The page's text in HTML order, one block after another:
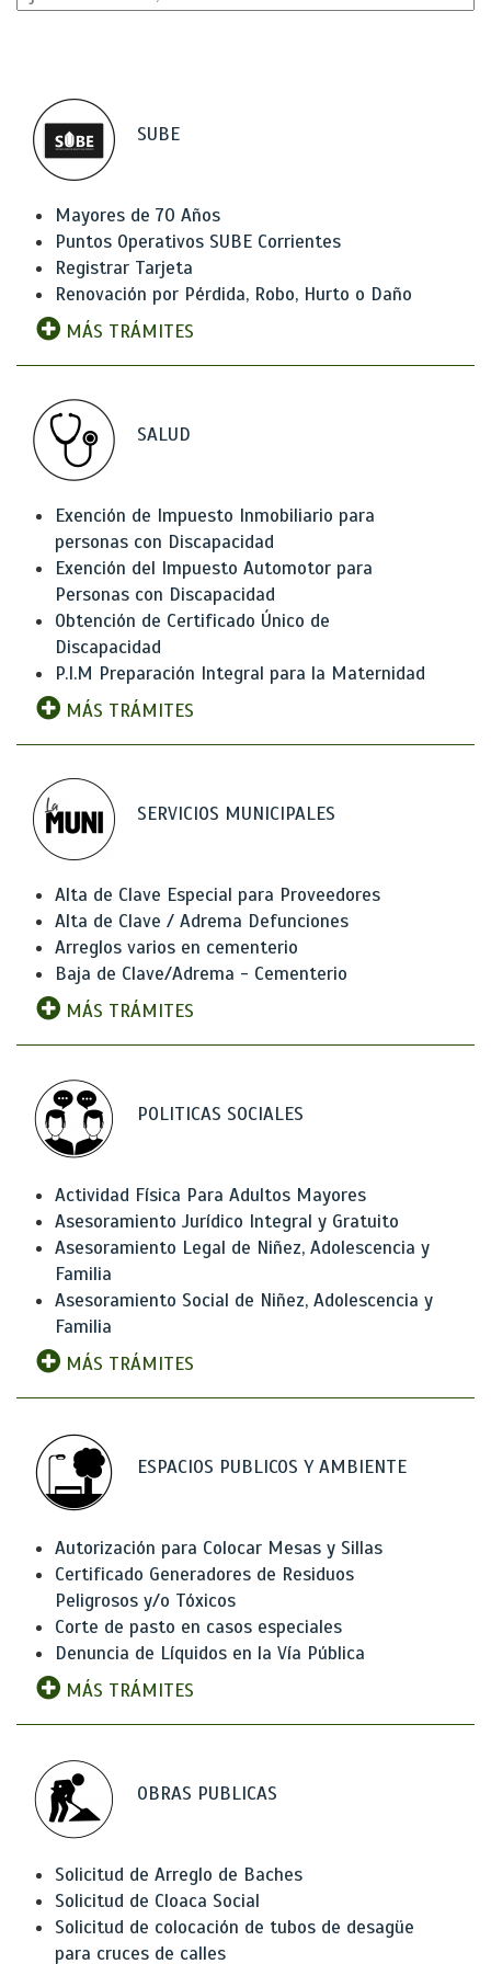
SUBE
Mayores de 70 Años
Puntos Operativos SUBE Corrientes
Registrar Tarjeta
Renovación por Pérdida, Robo, Hurto o Daño
MÁS TRÁMITES
SALUD
Exención de Impuesto Inmobiliario para
personas con Discapacidad
Exención del Impuesto Automotor para
Personas con Discapacidad
Obtención de Certificado Único de
Discapacidad
P.I.M Preparación Integral para la Maternidad
MÁS TRÁMITES
SERVICIOS MUNICIPALES
Alta de Clave Especial para Proveedores
Alta de Clave / Adrema Defunciones
Arreglos varios en cementerio
Baja de Clave/Adrema - Cementerio
MÁS TRÁMITES
POLITICAS SOCIALES
Actividad Física Para Adultos Mayores
Asesoramiento Jurídico Integral y Gratuito
Asesoramiento Legal de Niñez, Adolescencia y
Familia
Asesoramiento Social de Niñez, Adolescencia y
Familia
MÁS TRÁMITES
ESPACIOS PUBLICOS Y AMBIENTE
Autorización para Colocar Mesas y Sillas
Certificado Generadores de Residuos
Peligrosos y/o Tóxicos
Corte de pasto en casos especiales
Denuncia de Líquidos en la Vía Pública
MÁS TRÁMITES
OBRAS PUBLICAS
Solicitud de Arreglo de Baches
Solicitud de Cloaca Social
Solicitud de colocación de tubos de desagüe
para cruces de calles